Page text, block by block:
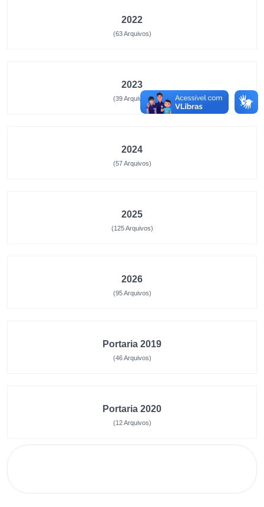
2022
(63 Arquivos)
2023
(39 Arquivos)
2024
(57 Arquivos)
2025
(125 Arquivos)
2026
(95 Arquivos)
Portaria 2019
(46 Arquivos)
Portaria 2020
(12 Arquivos)